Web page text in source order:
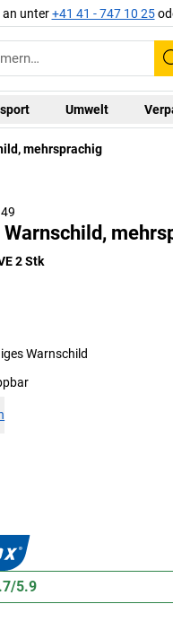
an unter+41 41 - 747 10 25
Umwelt
mehrsprachig
2 Stk
Warnschild
5.9